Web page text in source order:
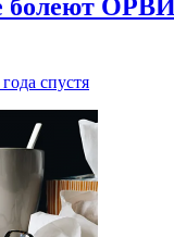
болеют ОРВИ
спустя